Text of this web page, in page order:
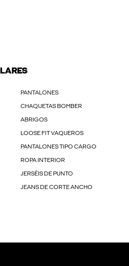
PANTALONES
CHAQUETAS BOMBER
ABRIGOS
LOOSE FIT VAQUEROS
PANTALONES TIPO CARGO
ROPA INTERIOR
JERSÉIS DE PUNTO
JEANS DE CORTE ANCHO